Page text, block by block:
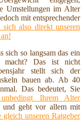
Umstellungen im Alter
mit entsprechender
sich also direkt unseren
sich so langsam das ein
macht? Das ist nicht
stellt sich der
bauen ab. Ab 40
Das bedeutet, Sie
unbedingt Ihrem Alter
geht vor allem mit
gleich unseren Ratgeber